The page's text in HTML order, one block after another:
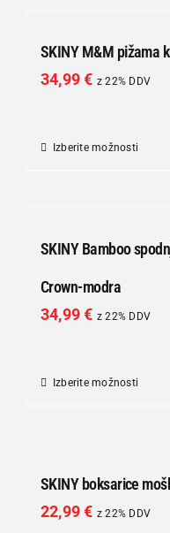
SKINY M&M pižama
34,99€ z 22% DDV
Izberite možnosti
SKINY Bamboo
Crown-modra
34,99€ z 22% DDV
Izberite možnosti
SKINY boksarice
22,99€ z 22% DDV